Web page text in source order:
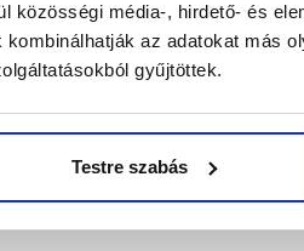
közösségi média-, hirdető- és
az adatokat más
gyűjtöttek.
Testre szabás
sávokkal ellátott, középső
öntapadó butilcsíkkal
a termékeink színének a
nem tükrözik 100%-ban a